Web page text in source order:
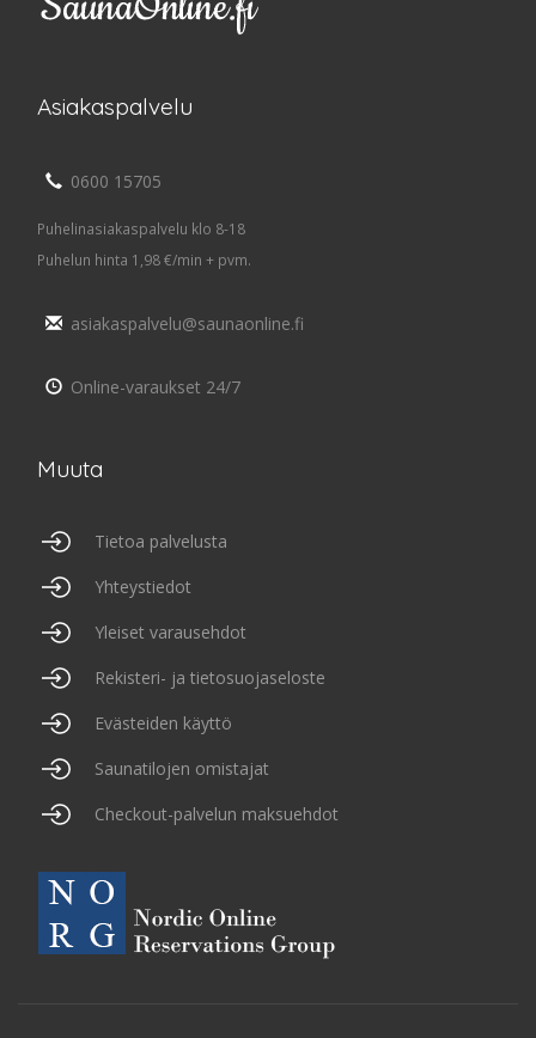
Asiakaspalvelu
0600 15705
Puhelinasiakaspalvelu klo 8-18
Puhelun hinta 1,98 €/min + pvm.
asiakaspalvelu@saunaonline.fi
Online-varaukset 24/7
Muuta
Tietoa palvelusta
Yhteystiedot
Yleiset varausehdot
Rekisteri- ja tietosuojaseloste
Evästeiden käyttö
Saunatilojen omistajat
Checkout-palvelun maksuehdot